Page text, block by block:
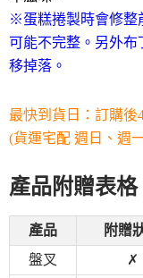
※蛋糕捲製時會修整
可能不完整。另外布
移掉落。
最快到貨日：訂購後
(貨運宅配 週日、週
產品附贈表格
產品 附贈
盤叉
✗